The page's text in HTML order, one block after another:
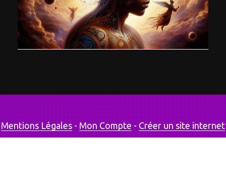
Mentions Légales Mon Compte Créer un site internet